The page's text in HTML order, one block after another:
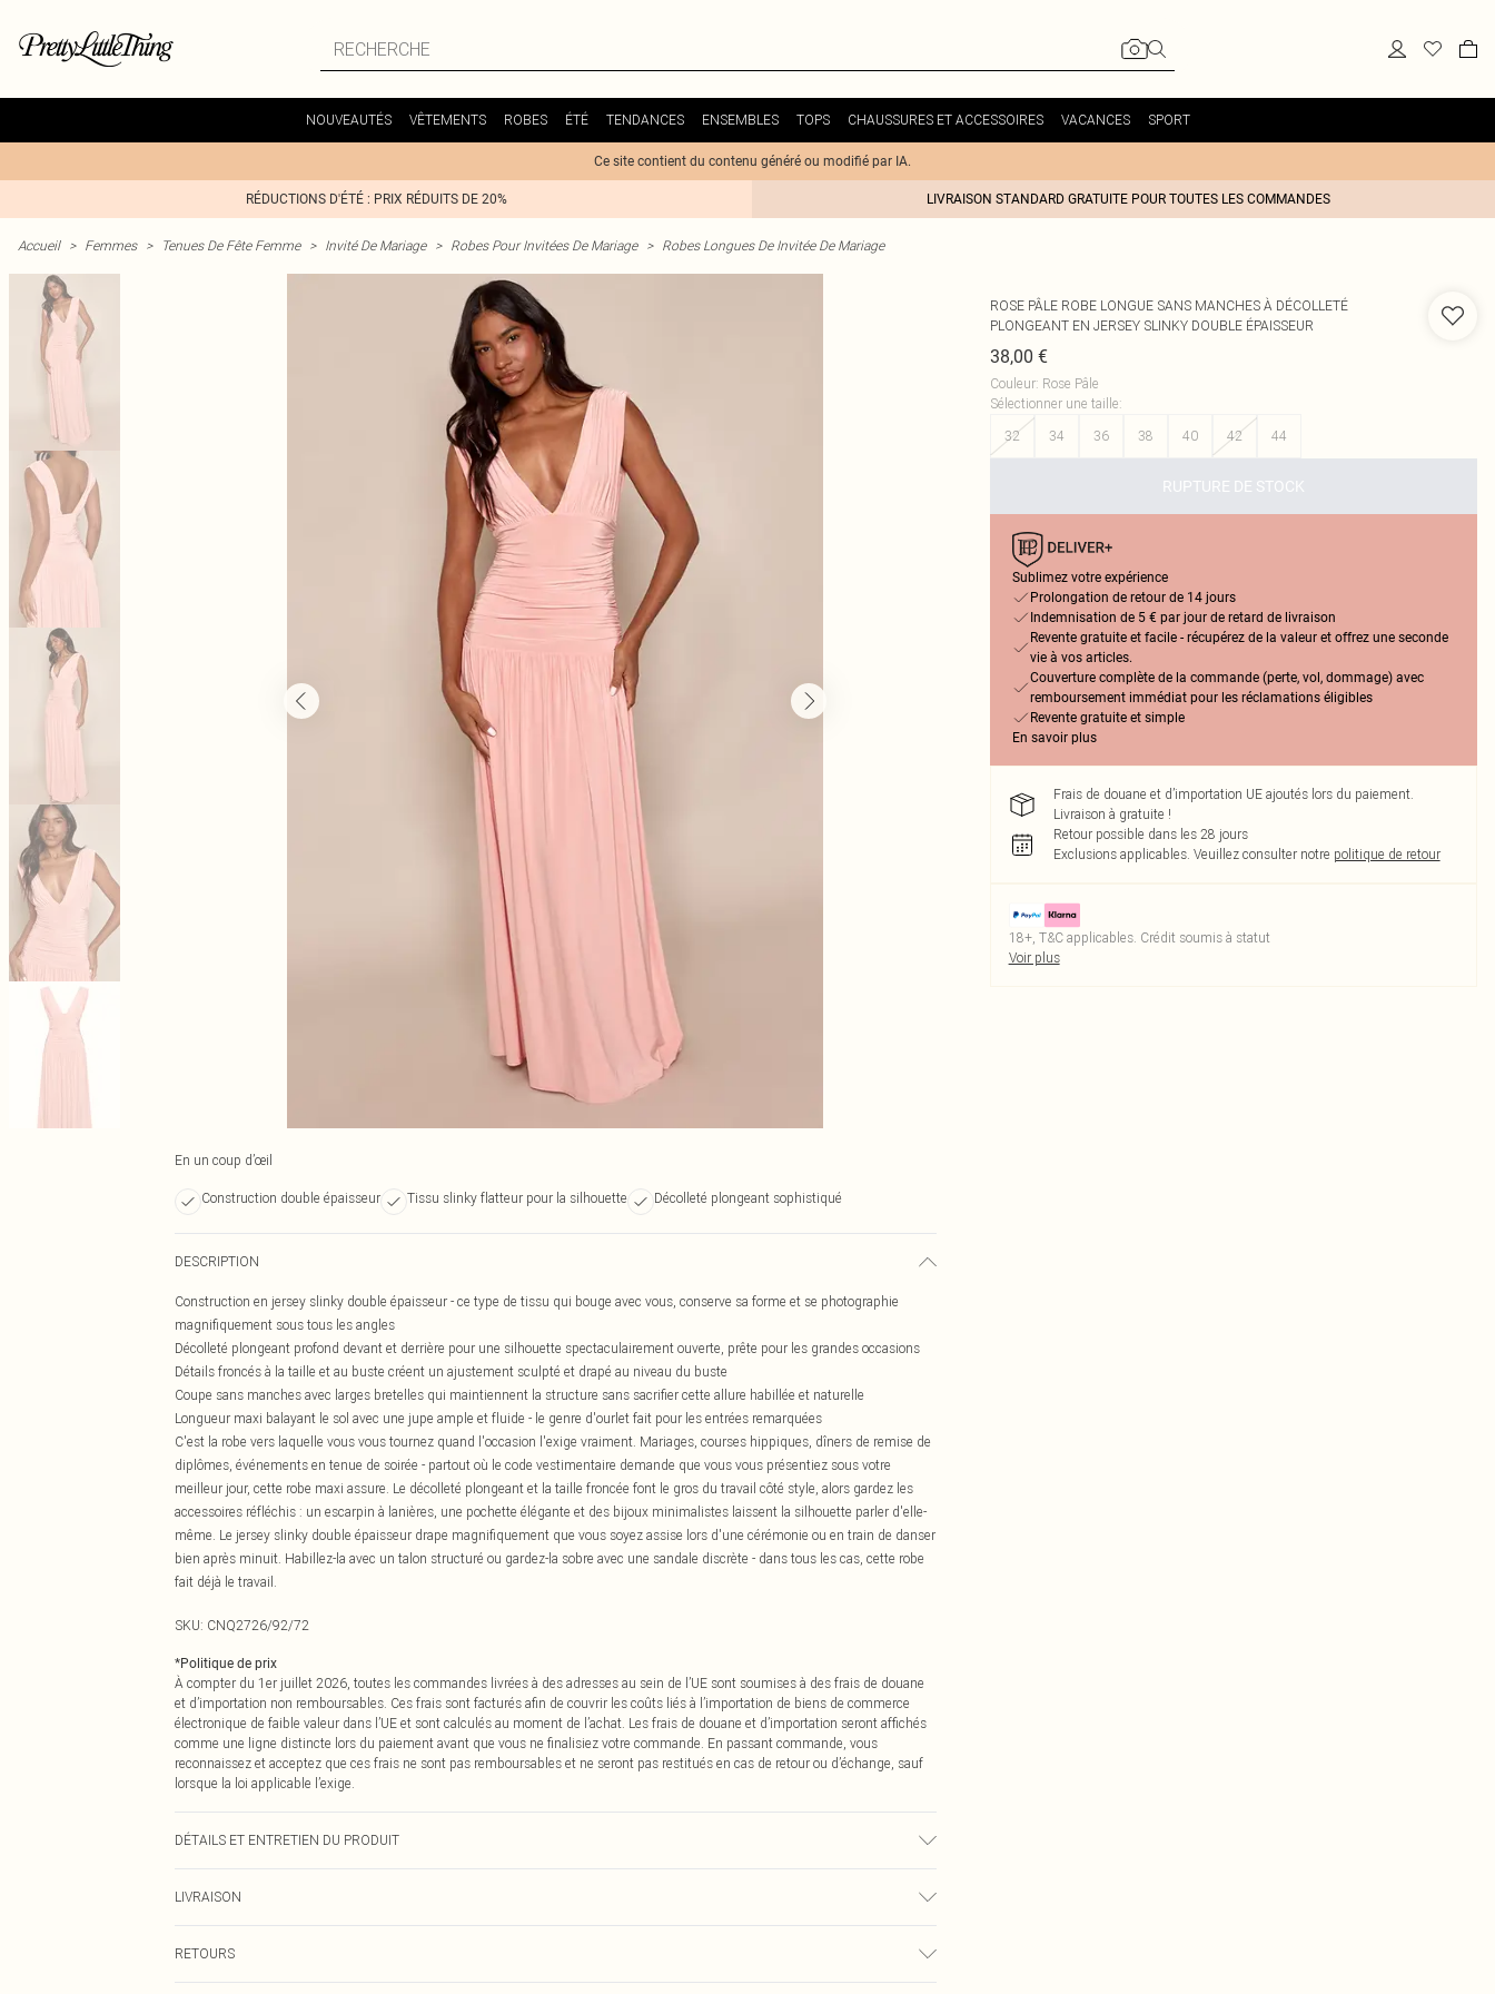
NOUVEAUTÉS VÊTEMENTS ROBES ÉTÉ TENDANCES ENSEMBLES TOPS CHAUSSURES ET ACCESSOIRES VACANCES SPORT
Ce site contient du contenu généré ou modifié par IA.
RÉDUCTIONS D'ÉTÉ : PRIX RÉDUITS DE 20% LIVRAISON STANDARD GRATUITE POUR TOUTES LES COMMANDES
Accueil > Femmes > Tenues De Fête Femme > Invité De Mariage > Robes Pour Invitées De Mariage > Robes Longues De Invitée De Mariage
En un coup d’œil
Construction double épaisseur Tissu slinky flatteur pour la silhouette Décolleté plongeant sophistiqué
DESCRIPTION
Construction en jersey slinky double épaisseur - ce type de tissu qui bouge avec vous, conserve sa forme et se photographie
magnifiquement sous tous les angles
Décolleté plongeant profond devant et derrière pour une silhouette spectaculairement ouverte, prête pour les grandes occasions
Détails froncés à la taille et au buste créent un ajustement sculpté et drapé au niveau du buste
Coupe sans manches avec larges bretelles qui maintiennent la structure sans sacrifier cette allure habillée et naturelle
Longueur maxi balayant le sol avec une jupe ample et fluide - le genre d'ourlet fait pour les entrées remarquées
C'est la robe vers laquelle vous vous tournez quand l'occasion l'exige vraiment. Mariages, courses hippiques, dîners de remise de
diplômes, événements en tenue de soirée - partout où le code vestimentaire demande que vous vous présentiez sous votre
meilleur jour, cette robe maxi assure. Le décolleté plongeant et la taille froncée font le gros du travail côté style, alors gardez les
accessoires réfléchis : un escarpin à lanières, une pochette élégante et des bijoux minimalistes laissent la silhouette parler d'elle-
même. Le jersey slinky double épaisseur drape magnifiquement que vous soyez assise lors d'une cérémonie ou en train de danser
bien après minuit. Habillez-la avec un talon structuré ou gardez-la sobre avec une sandale discrète - dans tous les cas, cette robe
fait déjà le travail.
SKU: CNQ2726/92/72
*Politique de prix
À compter du 1er juillet 2026, toutes les commandes livrées à des adresses au sein de l’UE sont soumises à des frais de douane
et d’importation non remboursables. Ces frais sont facturés afin de couvrir les coûts liés à l’importation de biens de commerce
électronique de faible valeur dans l’UE et sont calculés au moment de l’achat. Les frais de douane et d’importation seront affichés
comme une ligne distincte lors du paiement avant que vous ne finalisiez votre commande. En passant commande, vous
reconnaissez et acceptez que ces frais ne sont pas remboursables et ne seront pas restitués en cas de retour ou d’échange, sauf
lorsque la loi applicable l’exige.
DÉTAILS ET ENTRETIEN DU PRODUIT
LIVRAISON
RETOURS
ROSE PÂLE ROBE LONGUE SANS MANCHES À DÉCOLLETÉ
PLONGEANT EN JERSEY SLINKY DOUBLE ÉPAISSEUR
38,00 €
Couleur: Rose Pâle
Sélectionner une taille:
32
34 36 38 40 42 44
RUPTURE DE STOCK
Sublimez votre expérience
Prolongation de retour de 14 jours
Indemnisation de 5 € par jour de retard de livraison
Revente gratuite et facile - récupérez de la valeur et offrez une seconde
vie à vos articles.
Couverture complète de la commande (perte, vol, dommage) avec
remboursement immédiat pour les réclamations éligibles
Revente gratuite et simple
En savoir plus
Frais de douane et d’importation UE ajoutés lors du paiement.
Livraison à gratuite !
Retour possible dans les 28 jours
Exclusions applicables. Veuillez consulter notre politique de retour
18+, T&C applicables. Crédit soumis à statut
Voir plus